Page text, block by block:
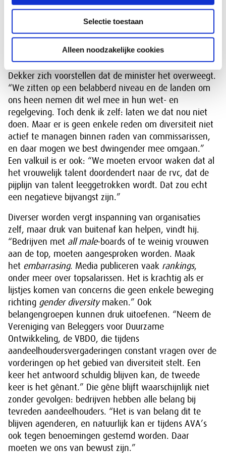
Selectie toestaan
Alleen noodzakelijke cookies
invloed op de samenstelling van de top.” Moet die
quotum? Waar Turkenburg ervan overtuigd is dat een
quotum voor rvc’s helaas die broodnodige zet richting
streefcijfers is – “het is onverteerbaar dat zoveel
bedrijven er helemaal niet mee bezig zijn” – kan
Dekker zich voorstellen dat de minister het overweegt.
“We zitten op een belabberd niveau en de landen om
ons heen nemen dit wel mee in hun wet- en
regelgeving. Toch denk ik zelf: laten we dat nou niet
doen. Maar er is geen enkele reden om diversiteit niet
actief te managen binnen raden van commissarissen,
en daar mogen we best dwingender mee omgaan.”
Een valkuil is er ook: “We moeten ervoor waken dat al
het vrouwelijk talent doordendert naar de rvc, dat de
pijplijn van talent leeggetrokken wordt. Dat zou echt
een negatieve bijvangst zijn.”
Diverser worden vergt inspanning van organisaties
zelf, maar druk van buitenaf kan helpen, vindt hij.
“Bedrijven met all male-boards of te weinig vrouwen
aan de top, moeten aangesproken worden. Maak
het embarrasing. Media publiceren vaak rankings,
onder meer over topsalarissen. Het is krachtig als er
lijstjes komen van concerns die geen enkele beweging
richting gender diversitymaken.” Ook
belangengroepen kunnen druk uitoefenen. “Neem de
Vereniging van Beleggers voor Duurzame
Ontwikkeling, de VBDO, die tijdens
aandeelhoudersvergaderingen constant vragen over de
vorderingen op het gebied van diversiteit stelt. Een
keer het antwoord schuldig blijven kan, de tweede
keer is het gênant.” Die gêne blijft waarschijnlijk niet
zonder gevolgen: bedrijven hebben alle belang bij
tevreden aandeelhouders. “Het is van belang dit te
blijven agenderen, en natuurlijk kan er tijdens AVA’s
ook tegen benoemingen gestemd worden. Daar
moeten we ons van bewust zijn.”